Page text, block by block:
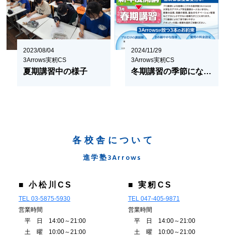
2023/08/04
3Arrows実籾CS
夏期講習中の様子
2024/11/29
3Arrows実籾CS
冬期講習の季節になりました
各校舎について
進学塾3Arrows
■ 小松川CS
TEL 03-5875-5930
営業時間
平 日 14:00～21:00
土 曜 10:00～21:00
■ 実籾CS
TEL 047-405-9871
営業時間
平 日 14:00～21:00
土 曜 10:00～21:00